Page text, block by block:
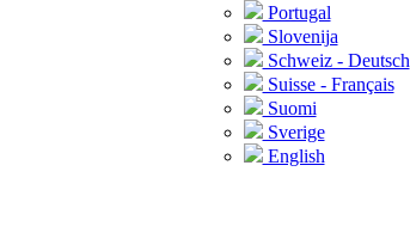
Portugal
Slovenija
Schweiz - Deutsch
Suisse - Français
Suomi
Sverige
English